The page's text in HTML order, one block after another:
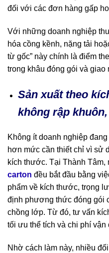
đối với các đơn hàng gấp
Với những doanh nghiệp
hóa cồng kềnh, nặng tải
từ gốc” này chính là điểm
trong khâu đóng gói và giao
Sản xuất theo
không rập
Không ít doanh nghiệp
hơn mức cần thiết chỉ vì sử
kích thước. Tại Thành Tâm,
carton đều bắt đầu bằng
phẩm về kích thước, trọng
định phương thức đóng gói
chồng lớp. Từ đó, tư vấn
tối ưu thể tích và chi phí vận
Nhờ cách làm này, nhiều